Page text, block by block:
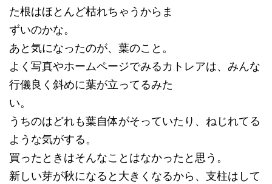
た根はほとんど枯れちゃうからま
ずいのかな。
あと気になったのが、葉のこと。
よく写真やホームページでみるカトレアは、みんな
行儀良く斜めに葉が立ってるみた
い。
うちのはどれも葉自体がそっていたり、ねじれてる
ような気がする。
買ったときはそんなことはなかったと思う。
新しい芽が秋になると大きくなるから、支柱はして